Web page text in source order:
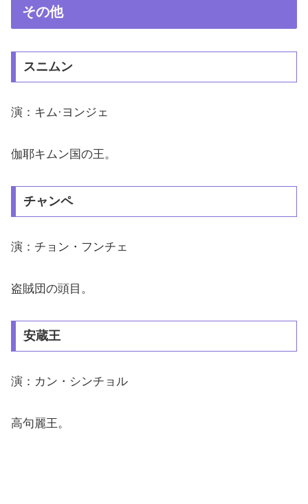
その他
スニムン
演：キム·ヨンジェ
伽耶キムン国の王。
チャンペ
演：チョン・フンチェ
盗賊団の頭目。
安蔵王
演：カン・シンチョル
高句麗王。